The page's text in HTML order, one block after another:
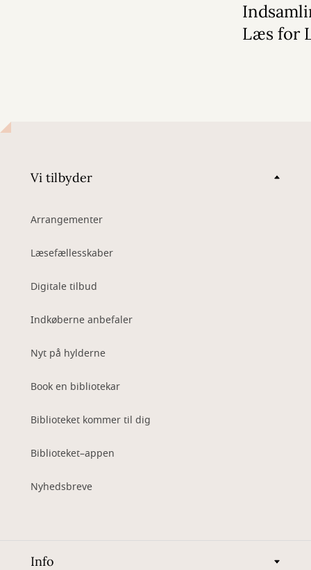
Læs for
Vi tilbyder
Arrangementer
Læsefællesskaber
Digitale tilbud
Indkøberne anbefaler
Nyt på hylderne
Book en bibliotekar
Biblioteket kommer til dig
Biblioteket–appen
Nyhedsbreve
Info